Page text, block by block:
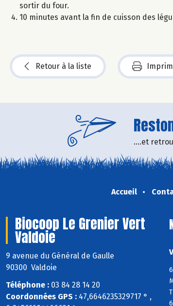
sortir du four.
10 minutes avant la fin de cuisson des
Retour à la liste
....et
Accueil
Biocoop Le Grenier Vert
Valdoie
9 avenue du Général de Gaulle
90300 Valdoie
Téléphone : 03 84 28 14 20
Coordonnées GPS : 47,6646235329717 ° ,